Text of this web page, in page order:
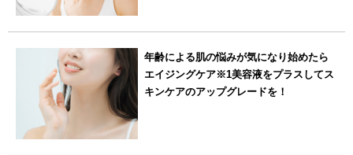
年齢による肌の悩みが気になり始めたら
エイジングケア※1美容液をプラスしてス
キンケアのアップグレードを！